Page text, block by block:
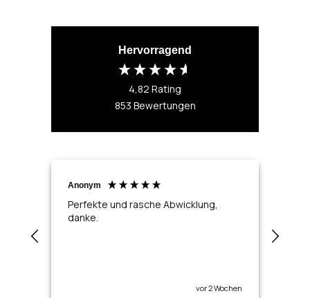
gehen
gehen
Hervorragend
4,82 Rating
853 Bewertungen
Anonym
Perfekte und rasche Abwicklung,
danke.
vor 2 Wochen